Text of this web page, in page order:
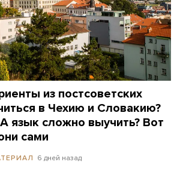
из постсоветских
в Чехию и Словакию?
язык сложно выучить? Вот
сами
6 дней назад